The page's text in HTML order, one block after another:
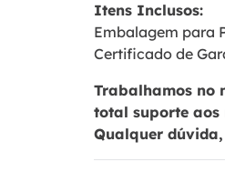
Itens Inclusos:
Embalagem para
Certificado de
Trabalhamos no
total suporte aos
Qualquer